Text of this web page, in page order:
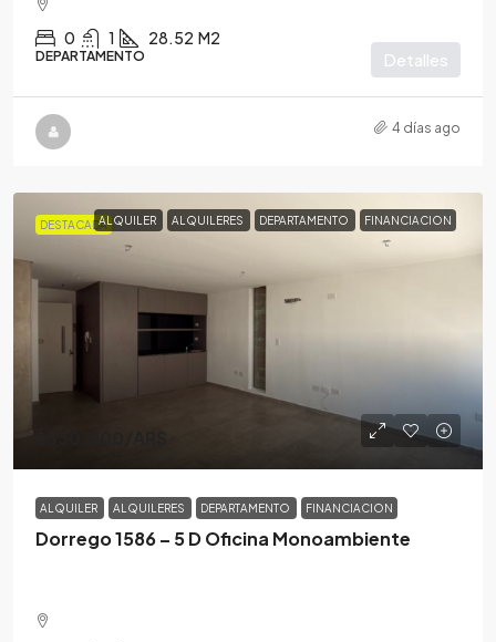
0 1 28.52 M2
DEPARTAMENTO Detalles
4 días ago
DESTACADAALQUILER ALQUILERES DEPARTAMENTO FINANCIACION
ALQUILER ALQUILERES DEPARTAMENTO FINANCIACION
Dorrego 1586 – 5 D Oficina Monoambiente